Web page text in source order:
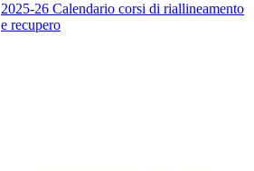
2025-26 Calendario corsi di riallineamento
e recupero